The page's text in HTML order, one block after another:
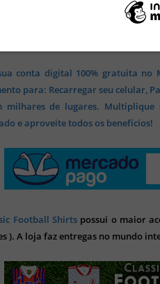
conta digital 100% gratuita no
para: Recarregar seu celular,
milhares de lugares. Multiplique
e aproveite todos os benefícios!
Football Shirts possui o maior
). A loja faz entregas no mundo